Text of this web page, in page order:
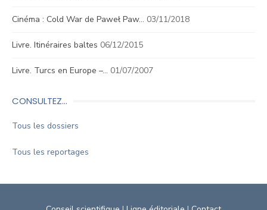
Cinéma : Cold War de Paweł Paw… 03/11/2018
Livre. Itinéraires baltes 06/12/2015
Livre. Turcs en Europe –… 01/07/2007
CONSULTEZ…
Tous les dossiers
Tous les reportages